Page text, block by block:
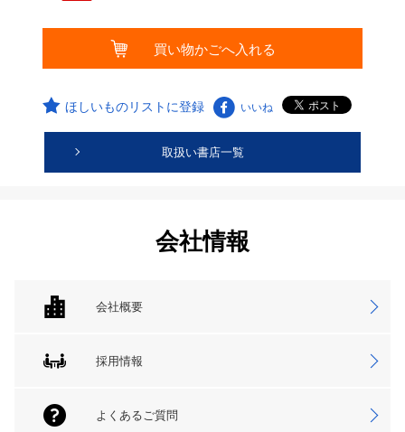
ほしいものリストに登録 いいね
取扱い書店一覧
会社情報
会社概要
採用情報
よくあるご質問